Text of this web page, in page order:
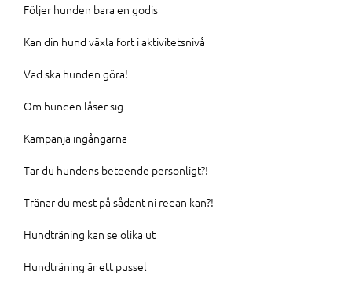
Följer hunden bara en godis
Kan din hund växla fort i aktivitetsnivå
Vad ska hunden göra!
Om hunden låser sig
Kampanja ingångarna
Tar du hundens beteende personligt?!
Tränar du mest på sådant ni redan kan?!
Hundträning kan se olika ut
Hundträning är ett pussel